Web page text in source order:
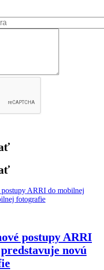
postupy ARRI
novú